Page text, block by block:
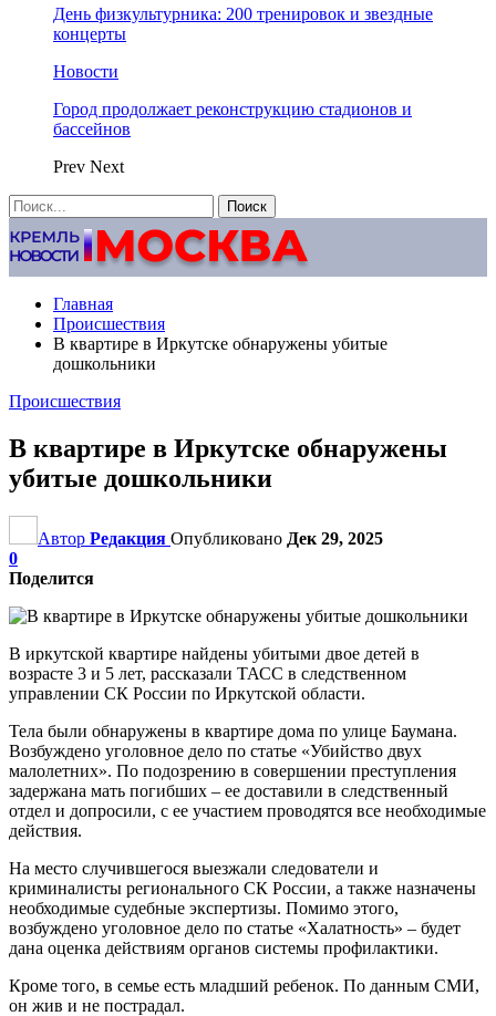
День физкультурника: 200 тренировок и звездные
концерты
Новости
Город продолжает реконструкцию стадионов и
бассейнов
Prev Next
Главная
Происшествия
В квартире в Иркутске обнаружены убитые
дошкольники
Происшествия
В квартире в Иркутске обнаружены
убитые дошкольники
Автор Редакция Опубликовано Дек 29, 2025
0
Поделится
В иркутской квартире найдены убитыми двое детей в
возрасте 3 и 5 лет, рассказали ТАСС в следственном
управлении СК России по Иркутской области.
Тела были обнаружены в квартире дома по улице Баумана.
Возбуждено уголовное дело по статье «Убийство двух
малолетних». По подозрению в совершении преступления
задержана мать погибших – ее доставили в следственный
отдел и допросили, с ее участием проводятся все необходимые
действия.
На место случившегося выезжали следователи и
криминалисты регионального СК России, а также назначены
необходимые судебные экспертизы. Помимо этого,
возбуждено уголовное дело по статье «Халатность» – будет
дана оценка действиям органов системы профилактики.
Кроме того, в семье есть младший ребенок. По данным СМИ,
он жив и не пострадал.